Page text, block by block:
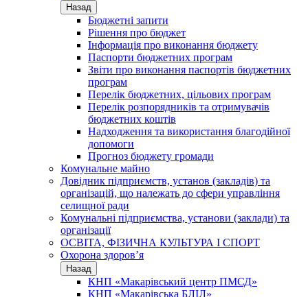
Назад
Бюджетні запити
Рішення про бюджет
Інформація про виконання бюджету
Паспорти бюджетних програм
Звіти про виконання паспортів бюджетних
програм
Перелік бюджетних, цільових програм
Перелік розпорядників та отримувачів
бюджетних коштів
Надходження та використання благодійної
допомоги
Прогноз бюджету громади
Комунальне майно
Довідник підприємств, установ (закладів) та
організацій, що належать до сфери управління
селищної ради
Комунальні підприємства, установи (заклади) та
організації
ОСВІТА, ФІЗИЧНА КУЛЬТУРА І СПОРТ
Охорона здоров’я
Назад
КНП «Макарівський центр ПМСД»
КНП «Макарівська БЛІЛ»